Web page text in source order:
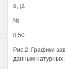
о, ¡а
№
0,50
Рис.2. Графики
данным натурных